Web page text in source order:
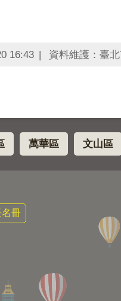
16:43 資料維護：臺
萬華區 文山區
冊